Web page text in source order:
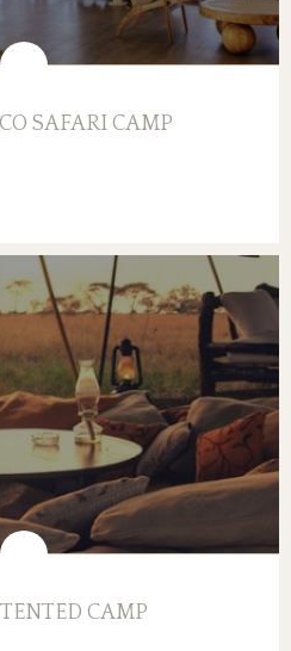
SAFARI CAMP
CAMP